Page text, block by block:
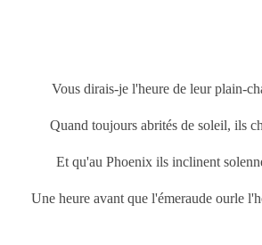
Vous dirais-je l'heure de leur plain-
Quand toujours abrités de soleil, ils
Et qu'au Phoenix ils inclinent
Une heure avant que l'émeraude ourle